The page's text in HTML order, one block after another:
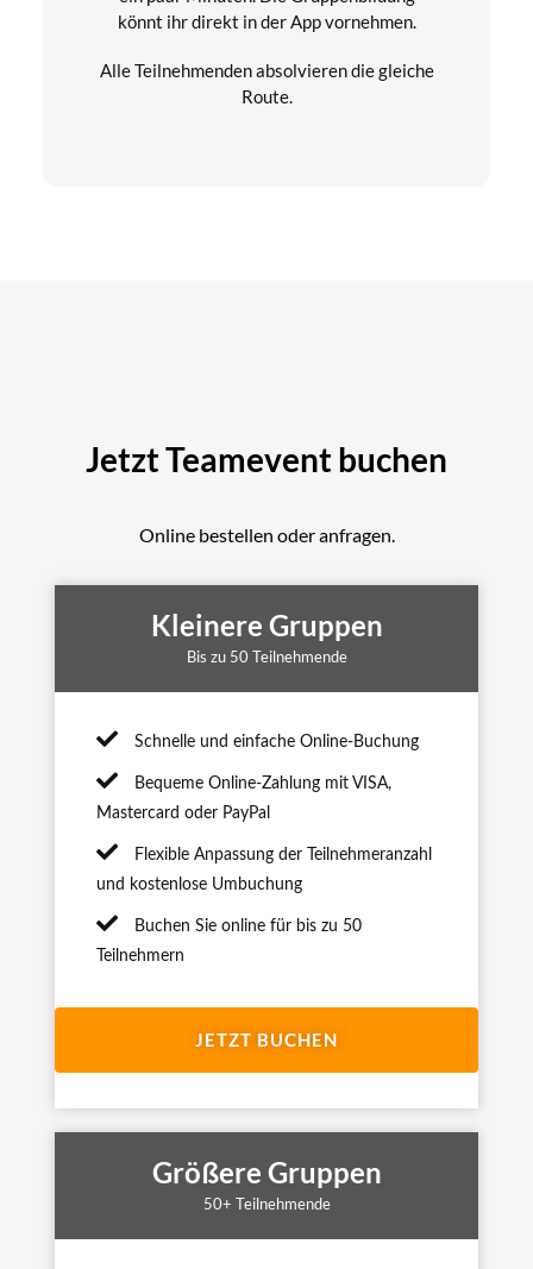
könnt ihr direkt in der App vornehmen.
Alle Teilnehmenden absolvieren die gleiche
Route.
Jetzt Teamevent buchen
Online bestellen oder anfragen.
Kleinere Gruppen
Bis zu 50 Teilnehmende
Schnelle und einfache Online-Buchung
Bequeme Online-Zahlung mit VISA,
Mastercard oder PayPal
Flexible Anpassung der Teilnehmeranzahl
und kostenlose Umbuchung
Buchen Sie online für bis zu 50
Teilnehmern
JETZT BUCHEN
Größere Gruppen
50+ Teilnehmende